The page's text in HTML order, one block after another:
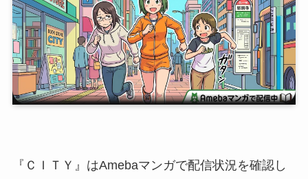
『ＣＩＴＹ』はAmebaマンガで配信状況を確認し